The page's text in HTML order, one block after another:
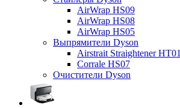
AirWrap HS09
AirWrap HS08
AirWrap HS05
Выпрямители Dyson
Airstrait Straightener HT01
Corrale HS07
Очистители Dyson